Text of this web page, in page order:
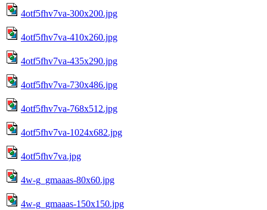
4otf5fhv7va-300x200.jpg
4otf5fhv7va-410x260.jpg
4otf5fhv7va-435x290.jpg
4otf5fhv7va-730x486.jpg
4otf5fhv7va-768x512.jpg
4otf5fhv7va-1024x682.jpg
4otf5fhv7va.jpg
4w-g_gmaaas-80x60.jpg
4w-g_gmaaas-150x150.jpg